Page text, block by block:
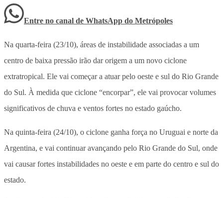
Entre no canal de WhatsApp do Metrópoles
Na quarta-feira (23/10), áreas de instabilidade associadas a um
centro de baixa pressão irão dar origem a um novo ciclone
extratropical. Ele vai começar a atuar pelo oeste e sul do Rio Grande
do Sul. À medida que ciclone “encorpar”, ele vai provocar volumes
significativos de chuva e ventos fortes no estado gaúcho.
Na quinta-feira (24/10), o ciclone ganha força no Uruguai e norte da
Argentina, e vai continuar avançando pelo Rio Grande do Sul, onde
vai causar fortes instabilidades no oeste e em parte do centro e sul do
estado.